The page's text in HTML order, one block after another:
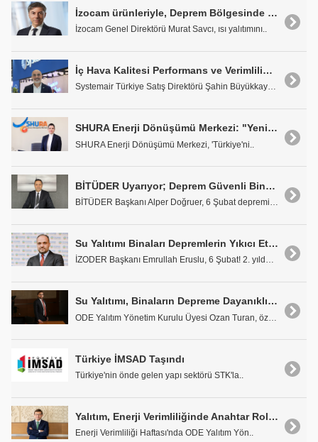
İzocam ürünleriyle, Deprem Bölgesinde Güçlü Binalar İnşa Ediliyor
İzocam Genel Direktörü Murat Savcı, ısı yalıtımını..
İç Hava Kalitesi Performans ve Verimliliği Doğrudan Etkiliyor
Systemair Türkiye Satış Direktörü Şahin Büyükkaya,..
SHURA Enerji Dönüşümü Merkezi: "Yenilenebilir Hidrojen, Karbonsuzlaşması Zor Sektörlerinde Yaygınlaşacak"
SHURA Enerji Dönüşümü Merkezi, 'Türkiye'ni..
BİTÜDER Uyarıyor; Deprem Güvenli Bina Yapmak Zor Değil
BİTÜDER Başkanı Alper Doğruer, 6 Şubat depreminin ..
Su Yalıtımı Binaları Depremlerin Yıkıcı Etkisine Karşı Korur
İZODER Başkanı Emrullah Eruslu, 6 Şubat! 2. yıldön..
Su Yalıtımı, Binaların Depreme Dayanıklılığında Kritik Rol Oynuyor
Türkiye İMSAD Taşındı
Türkiye'nin önde gelen yapı sektörü STK'la..
Yalıtım, Enerji Verimliliğinde Anahtar Rol Oynuyor
Enerji Verimliliği Haftası'nda ODE Yalıtım Yön..